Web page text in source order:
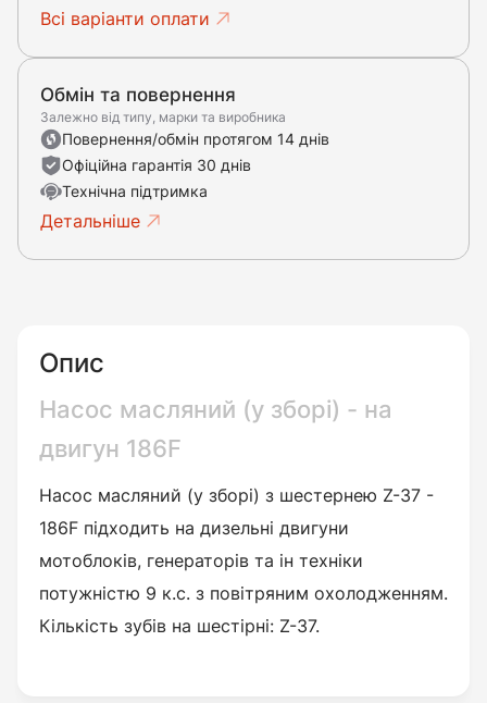
Всі варіанти оплати
Обмін та повернення
Залежно від типу, марки та виробника
Повернення/обмін протягом 14 днів
Офіційна гарантія 30 днів
Технічна підтримка
Детальніше
Опис
Насос масляний (у зборі) - на
двигун 186F
Насос масляний (у зборі) з шестернею Z-37 -
186F підходить на дизельні двигуни
мотоблоків, генераторів та ін техніки
потужністю 9 к.с. з повітряним охолодженням.
Кількість зубів на шестірні: Z-37.